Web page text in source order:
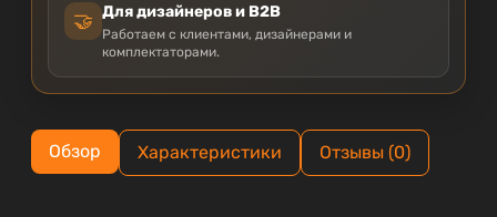
🤝 Для дизайнеров и B2B
Работаем с клиентами, дизайнерами и
комплектаторами.
Обзор Характеристики Отзывы (0)